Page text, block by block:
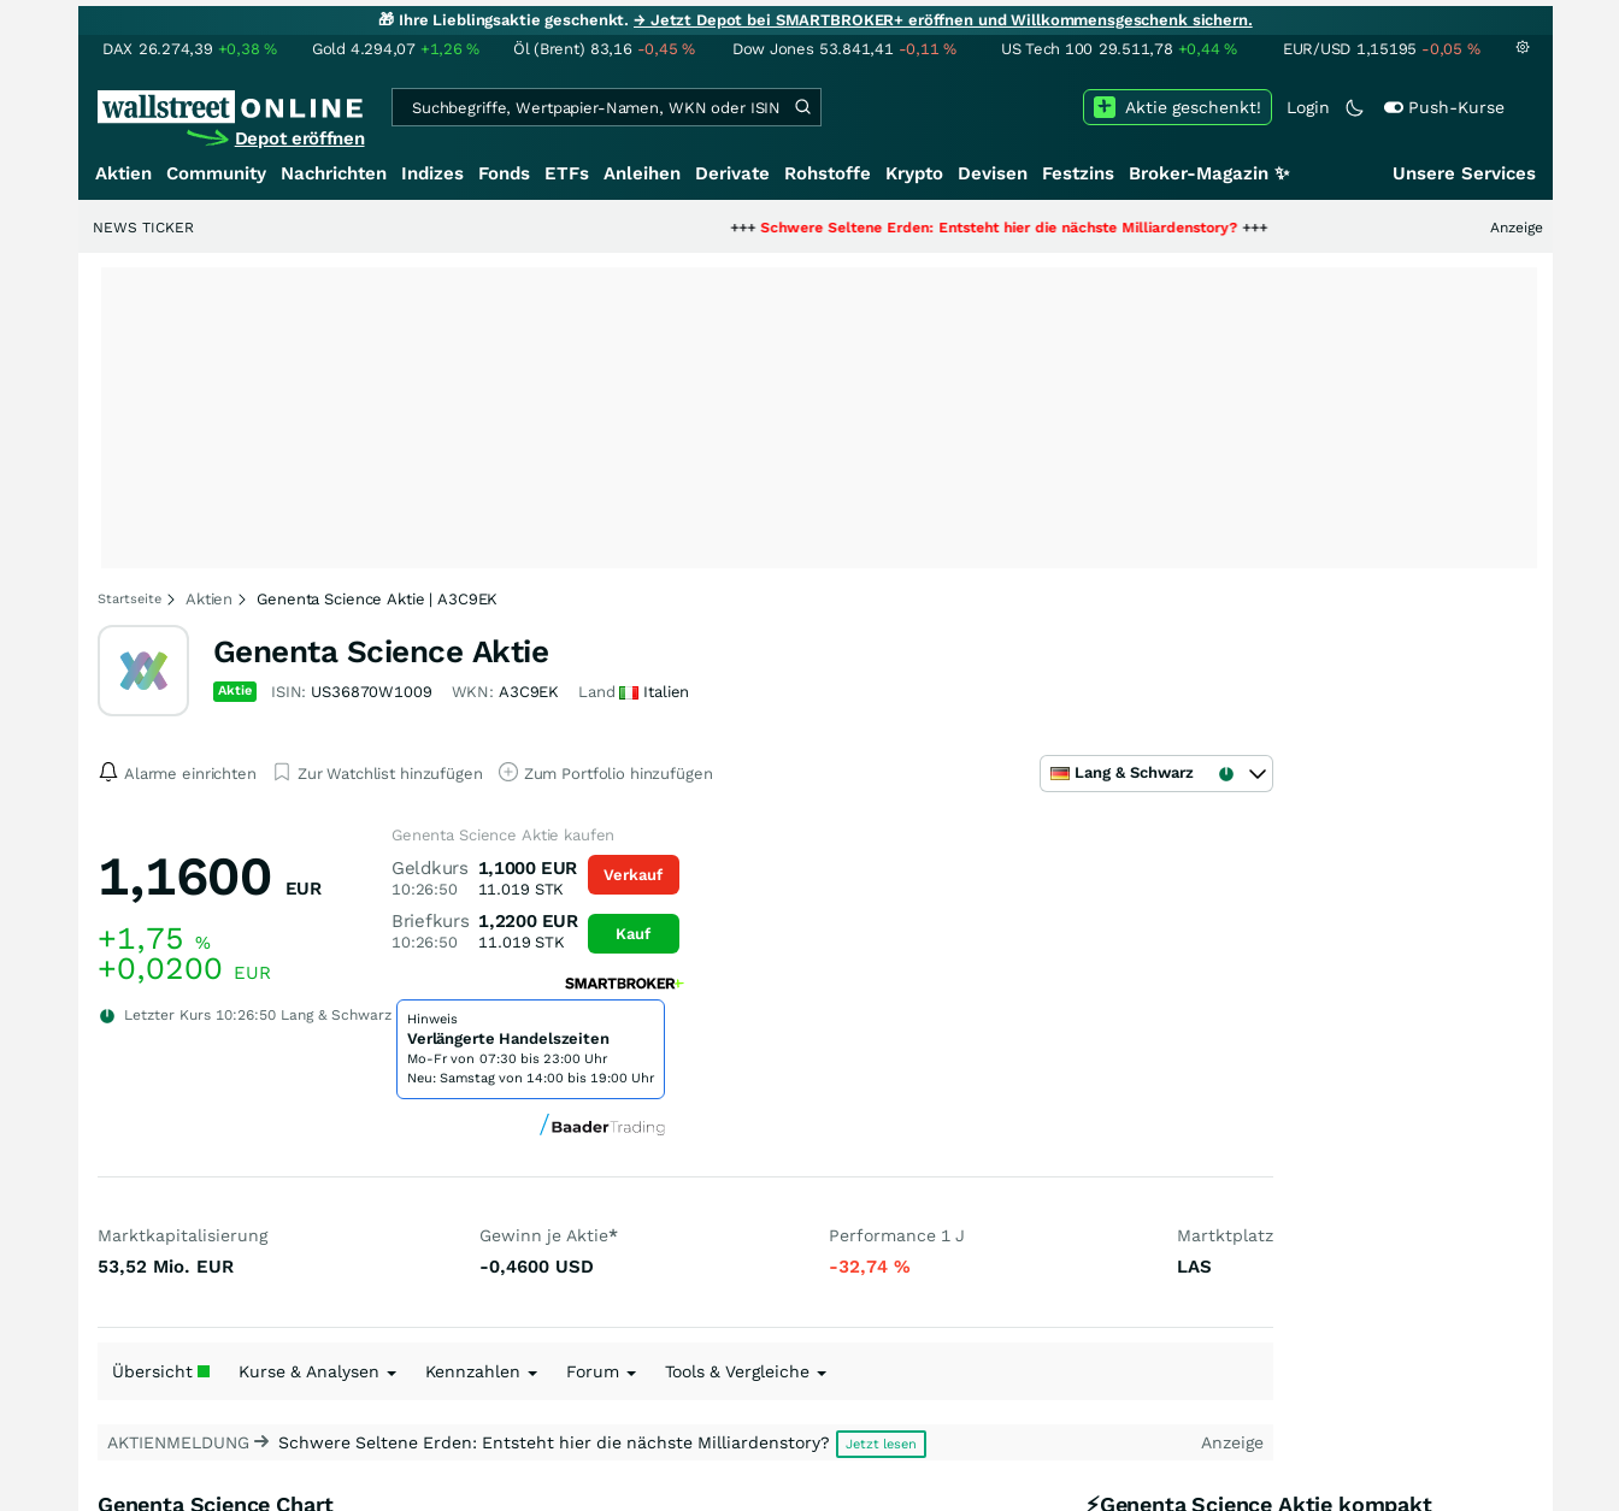
🎁 Ihre Lieblingsaktie geschenkt.→ Jetzt Depot bei SMARTBROKER+ eröffnen und Willkommensgeschenk sichern.
DAX 26.274,39 +0,38% Gold 4.294,07 +1,26% Öl (Brent) 83,16 -0,45% Dow Jones 53.841,41 -0,11% US Tech 100 29.511,78 +0,44% EUR/USD 1,15195 -0,05 %
Depot eröffnen
Login Push-Kurse
Aktie geschenkt!
Aktien Community Nachrichten Indizes Fonds ETFs Anleihen Derivate Rohstoffe Krypto Devisen Festzins Broker-Magazin ✨ Unsere Services
Schwere Seltene Erden: Entsteht hier die nächste Milliardenstory?+++ Anzeige
NEWS TICKER
Startseite Aktien Genenta Science Aktie | A3C9EK
Genenta Science Aktie
Aktie ISIN: US36870W1009 WKN: A3C9EK Land Italien
Alarme einrichten Zur Watchlist hinzufügen Zum Portfolio hinzufügen Lang & Schwarz
1,1600 EUR
+1,75 %
+0,0200 EUR
Letzter Kurs 10:26:50 Lang & Schwarz
Genenta Science Aktie kaufen
Geldkurs
10:26:50
1,1000 EUR
11.019 STK
Briefkurs
10:26:50
1,2200 EUR
11.019 STK
Verkauf
Kauf
Hinweis
Verlängerte Handelszeiten
Mo-Fr von 07:30 bis 23:00 Uhr
Neu: Samstag von 14:00 bis 19:00 Uhr
Marktkapitalisierung
53,52 Mio. EUR
Gewinn je Aktie*
-0,4600 USD
Performance 1 J
-32,74%
Martktplatz
LAS
Übersicht Kurse & Analysen Kennzahlen Forum Tools & Vergleiche
AKTIENMELDUNG Schwere Seltene Erden: Entsteht hier die nächste Milliardenstory? Jetzt lesen Anzeige
Genenta Science Chart ⚡Genenta Science Aktie kompakt